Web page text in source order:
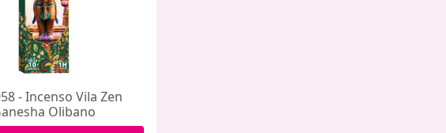
- Incenso Vila Zen
Olibano